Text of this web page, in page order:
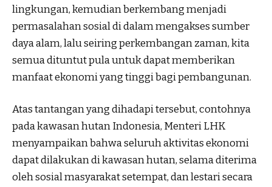
lingkungan, kemudian berkembang menjadi
permasalahan sosial di dalam mengakses sumber
daya alam, lalu seiring perkembangan zaman, kita
semua dituntut pula untuk dapat memberikan
manfaat ekonomi yang tinggi bagi pembangunan.
Atas tantangan yang dihadapi tersebut, contohnya
pada kawasan hutan Indonesia, Menteri LHK
menyampaikan bahwa seluruh aktivitas ekonomi
dapat dilakukan di kawasan hutan, selama diterima
oleh sosial masyarakat setempat, dan lestari secara